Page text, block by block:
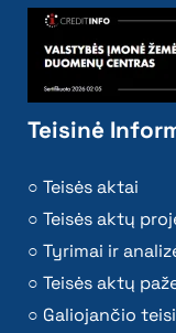
Teisinė
Teisės aktai
Teisės aktų
Tyrimai ir
Teisės aktų
Galiojančio